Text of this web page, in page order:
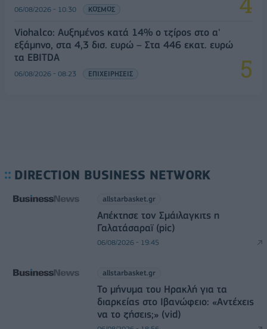
06/08/2026 - 10:30 ΚΟΣΜΟΣ
Viohalco: Αυξημένος κατά 14% ο τζίρος στο α'
εξάμηνο, στα 4,3 δισ. ευρώ – Στα 446 εκατ. ευρώ
τα EBITDA
06/08/2026 - 08:23 ΕΠΙΧΕΙΡΗΣΕΙΣ
DIRECTION BUSINESS NETWORK
allstarbasket.gr
Απέκτησε τον Σμάιλαγκιτς η
Γαλατάσαραϊ (pic)
06/08/2026 - 19:45
allstarbasket.gr
Το μήνυμα του Ηρακλή για τα
διαρκείας στο Ιβανώφειο: «Αντέχεις
να το ζήσεις;» (vid)